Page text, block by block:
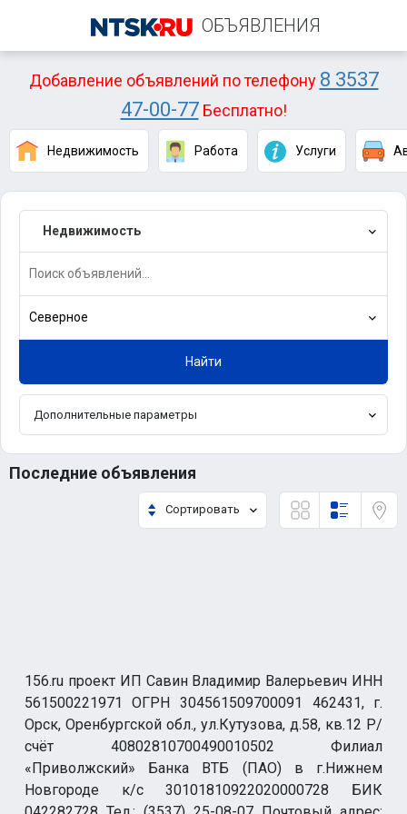
ОБЪЯВЛЕНИЯ
Добавление объявлений по телефону 8 3537
47-00-77Бесплатно!
Недвижимость Работа Услуги
Недвижимость
Северное
Найти
Дополнительные параметры
Последние объявления
Сортировать
156.ru проект ИП Савин Владимир Валерьевич ИНН
561500221971 ОГРН 304561509700091 462431, г.
Орск, Оренбургской обл., ул.Кутузова, д.58, кв.12 Р/
счёт 40802810700490010502 Филиал
«Приволжский» Банка ВТБ (ПАО) в г.Нижнем
Новгороде к/с 30101810922020000728 БИК